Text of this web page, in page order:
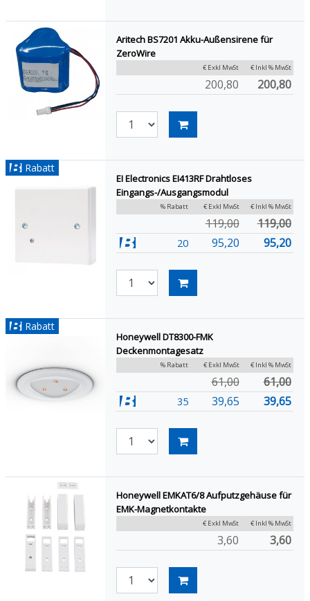
Aritech BS7201 Akku-Außensirene für
ZeroWire
€ Exkl MwSt € Inkl % MwSt
200,80 200,80
Rabatt
EI Electronics EI413RF Drahtloses
Eingangs-/Ausgangsmodul
% Rabatt € Exkl MwSt € Inkl % MwSt
119,00 119,00
20 95,20 95,20
Rabatt
Honeywell DT8300-FMK
Deckenmontagesatz
% Rabatt € Exkl MwSt € Inkl % MwSt
61,00 61,00
35 39,65 39,65
Honeywell EMKAT6/8 Aufputzgehäuse für
EMK-Magnetkontakte
€ Exkl MwSt € Inkl % MwSt
3,60 3,60